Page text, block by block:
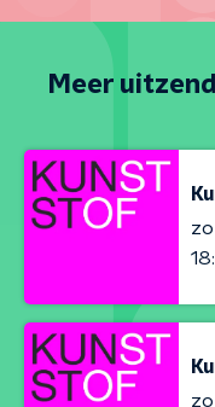
Meer
zo